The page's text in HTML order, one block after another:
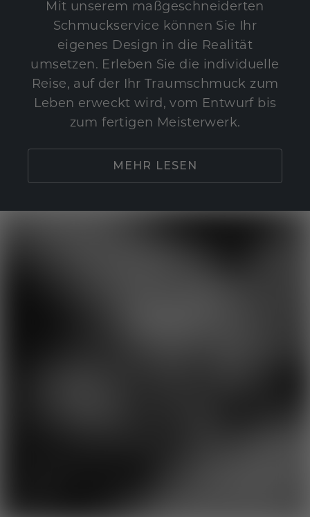
Mit unserem maßgeschneiderten
Schmuckservice können Sie Ihr
eigenes Design in die Realität
umsetzen. Erleben Sie die individuelle
Reise, auf der Ihr Traumschmuck zum
Leben erweckt wird, vom Entwurf bis
zum fertigen Meisterwerk.
MEHR LESEN